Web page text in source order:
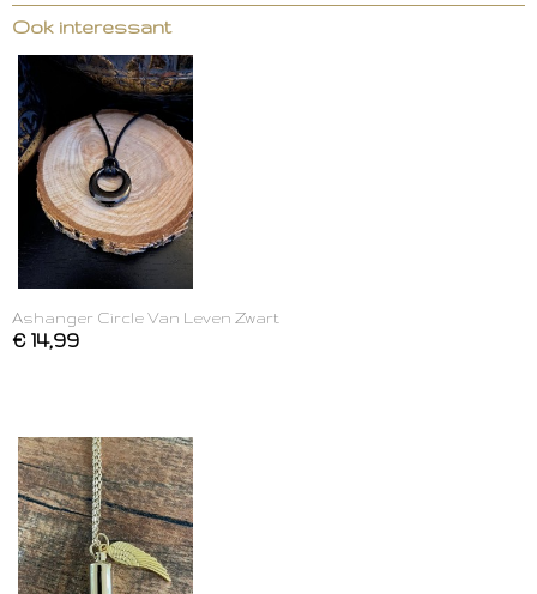
Ook interessant
Ashanger Circle Van Leven Zwart
€ 14,99